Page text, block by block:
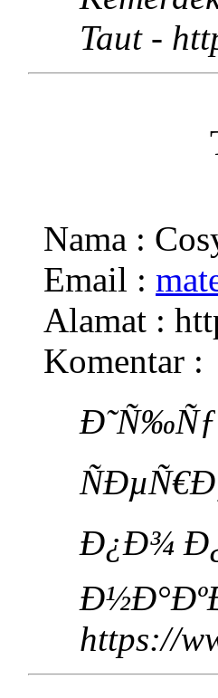
Taut -
Nama :
Email :
Alamat :
Komentar :
Ð˜Ñ‰Ñƒ
Ð¿Ð¾
https://